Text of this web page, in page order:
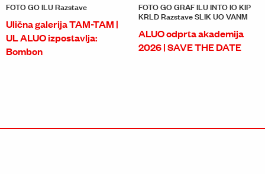
FOTO GO ILU Razstave
Ulična galerija TAM-TAM |
UL ALUO izpostavlja:
Bombon
FOTO GO GRAF ILU INTO IO KIP
KRLD Razstave SLIK UO VANM
ALUO odprta akademija
2026 | SAVE THE DATE